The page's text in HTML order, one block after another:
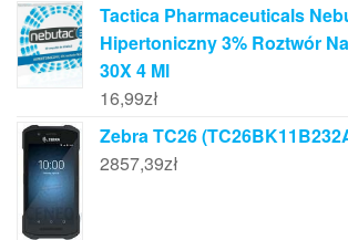
Tactica Pharmaceuticals
Hipertoniczny 3% Roztwór
30X 4 Ml
16,99zł
Zebra TC26
2857,39zł